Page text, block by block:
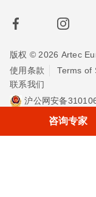
版权 © 2026 Artec
使用条款
Terms of
联系我们
沪公网安备
埃太科™（上海）贸
咨询专家